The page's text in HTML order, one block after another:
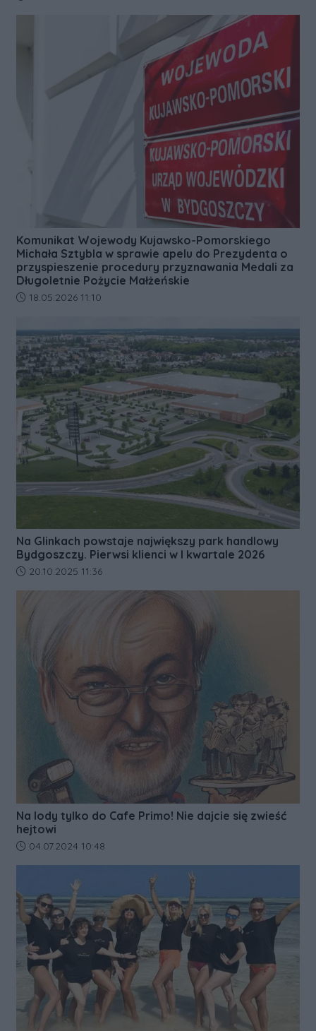
Komunikat Wojewody Kujawsko-Pomorskiego
Michała Sztybla w sprawie apelu do Prezydenta o
przyspieszenie procedury przyznawania Medali za
Długoletnie Pożycie Małżeńskie
Data dodania artykułu:
18.05.2026 11:10
Na Glinkach powstaje największy park handlowy
Bydgoszczy. Pierwsi klienci w I kwartale 2026
Data dodania artykułu:
20.10.2025 11:36
Na lody tylko do Cafe Primo! Nie dajcie się zwieść
hejtowi
Data dodania artykułu:
04.07.2024 10:48